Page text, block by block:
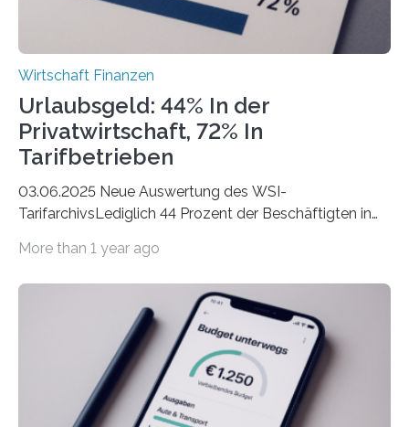
Wirtschaft Finanzen
Urlaubsgeld: 44% In der
Privatwirtschaft, 72% In
Tarifbetrieben
03.06.2025 Neue Auswertung des WSI-
TarifarchivsLediglich 44 Prozent der Beschäftigten in
tarifgebundenen Betrieben ist der Anteil mit 72 Prozent
Unterkünfte fast überall deutlich teurer geworden. Für
viele Beschäftigte ist deshalb das zumeist im Juni oder
Juli ausgezahlte Urlaubsgeld ein wichtiger Faktor, um
sich den wohlverdienten Jahresurlaub leisten zu
können. Allerdings erhält mit 44 Prozent noch nicht
einmal die Hälfte aller Beschäftigten in der
More than 1 year ago